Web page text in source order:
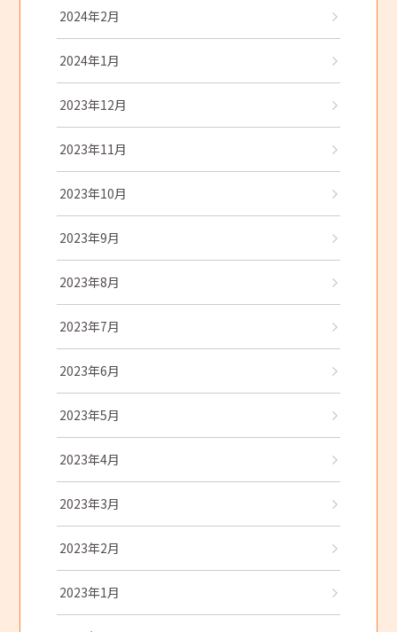
2024年2月
2024年1月
2023年12月
2023年11月
2023年10月
2023年9月
2023年8月
2023年7月
2023年6月
2023年5月
2023年4月
2023年3月
2023年2月
2023年1月